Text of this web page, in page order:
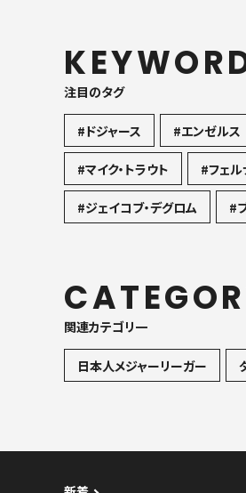
注目のタグ
#ドジャース #エンゼルス
#マイク・トラウト #フェル
#ジェイコブ・デグロム #
関連カテゴリ一
日本人メジャーリーガー